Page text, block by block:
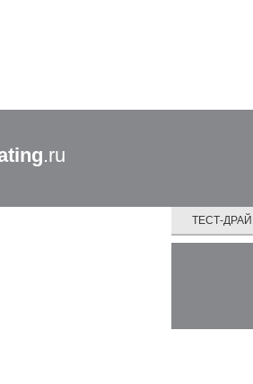
.ru
ТЕСТ-